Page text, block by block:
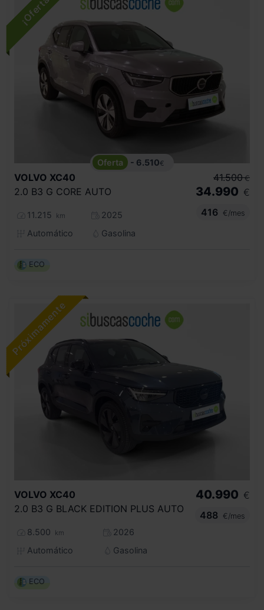
- 6.510€
VOLVO XC40
2.0 B3 G CORE AUTO
11.215 km
2025
Automático
Gasolina
41.500 €
34.990 €
416
€/mes
ECO
VOLVO XC40
2.0 B3 G BLACK EDITION PLUS AUTO
8.500 km
2026
Automático
Gasolina
40.990 €
488
€/mes
ECO